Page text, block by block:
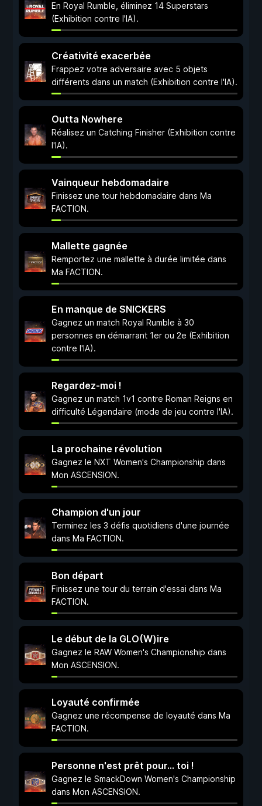
En Royal Rumble, éliminez 14 Superstars
(Exhibition contre l'IA).
Créativité exacerbée
Frappez votre adversaire avec 5 objets
différents dans un match (Exhibition contre l'IA).
Outta Nowhere
Réalisez un Catching Finisher (Exhibition contre
l'IA).
Vainqueur hebdomadaire
Finissez une tour hebdomadaire dans Ma
FACTION.
Mallette gagnée
Remportez une mallette à durée limitée dans
Ma FACTION.
En manque de SNICKERS
Gagnez un match Royal Rumble à 30
personnes en démarrant 1er ou 2e (Exhibition
contre l'IA).
Regardez-moi !
Gagnez un match 1v1 contre Roman Reigns en
difficulté Légendaire (mode de jeu contre l'IA).
La prochaine révolution
Gagnez le NXT Women's Championship dans
Mon ASCENSION.
Champion d'un jour
Terminez les 3 défis quotidiens d'une journée
dans Ma FACTION.
Bon départ
Finissez une tour du terrain d'essai dans Ma
FACTION.
Le début de la GLO(W)ire
Gagnez le RAW Women's Championship dans
Mon ASCENSION.
Loyauté confirmée
Gagnez une récompense de loyauté dans Ma
FACTION.
Personne n'est prêt pour... toi !
Gagnez le SmackDown Women's Championship
dans Mon ASCENSION.